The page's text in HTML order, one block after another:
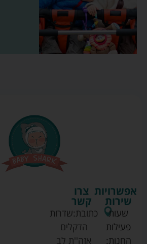
צרו
קשר
כתובת:שדרות
הדקלים
אזה''ת לב
אפשרויות
שירות
שעות
פעילות
החנות: